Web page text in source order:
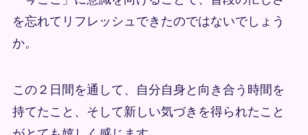
を忘れてリフレッシュできたのではないでしょう
か。
この２日間を通して、自分自身と向き合う時間を
持てたこと、そして新しい気づきを得られたこと